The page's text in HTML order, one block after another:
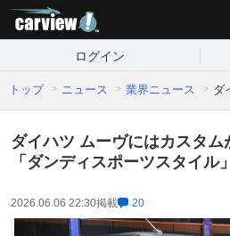
ログイン
トップ ニュース 業界ニュース ダ
ダイハツ ムーヴにはカスタ
「ダンディスポーツスタイル
2026.06.06 22:30掲載 20